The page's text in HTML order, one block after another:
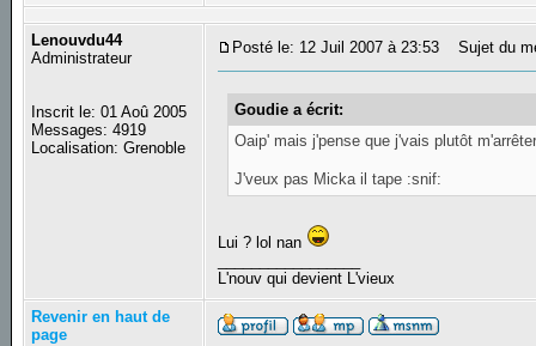
Lenouvdu44
Administrateur
Inscrit le: 01 Aoû 2005
Messages: 4919
Localisation: Grenoble
Posté le: 12 Juil 2007 à 23:53 Sujet du
Goudie a écrit:
Oaip' mais j'pense que j'vais plutôt
J'veux pas Micka il tape :snif:
Lui ? lol nan
L'nouv qui devient L'vieux
Revenir en haut de
page